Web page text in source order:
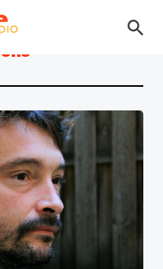
la page d'accueil